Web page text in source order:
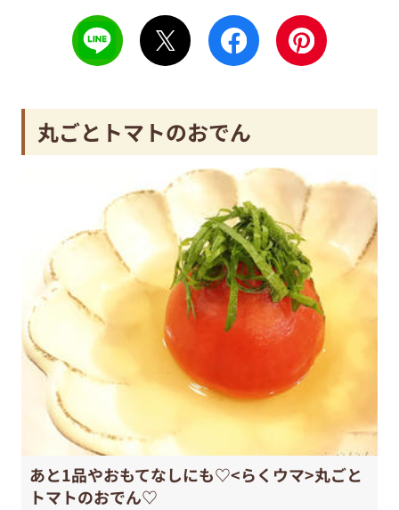
丸ごとトマトのおでん
あと1品やおもてなしにも♡<らくウマ>丸ごと
トマトのおでん♡